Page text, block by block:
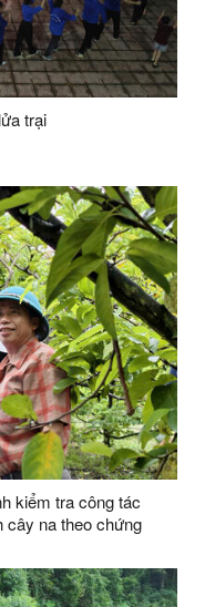
trại
kiểm tra công tác
cây na theo chứng